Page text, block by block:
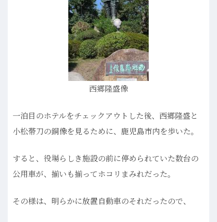
西郷隆盛像
一泊目のホテルをチェックアウトした後、西郷隆盛と
小松帯刀の銅像を見るために、鹿児島市内を歩いた。
すると、役場らしき施設の前に停められていた数台の
公用車が、揃いも揃ってホコリまみれだった。
その様は、明らかに放置自動車のそれだったので、